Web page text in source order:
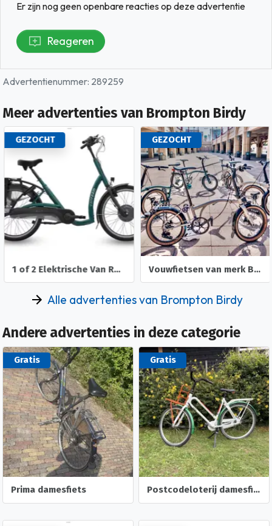
Er zijn nog geen openbare reacties op deze advertentie
Reageren
Advertentienummer: 289259
Meer advertenties van Brompton Birdy
GEZOCHT
1 of 2 Elektrische Van Raam Balance Fietsen
GEZOCHT
Vouwfietsen van merk Brompton plus Riese Birdy Müller
Alle advertenties van Brompton Birdy
Andere advertenties in deze categorie
Gratis
Prima damesfiets
Gratis
Postcodeloterij damesfiets